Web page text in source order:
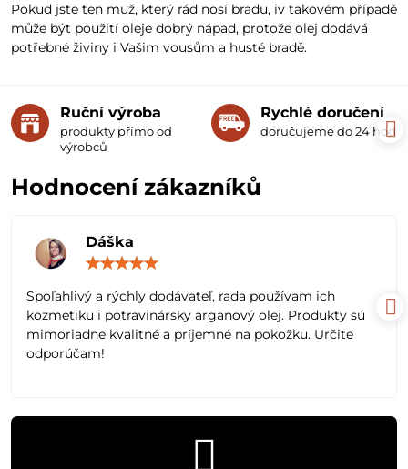
Pokud jste ten muž, který rád nosí bradu, iv takovém případě
může být použití oleje dobrý nápad, protože olej dodává
potřebné živiny i Vašim vousům a husté bradě.
Ruční výroba
produkty přímo od
výrobců
Rychlé doručení
doručujeme do 24 hodin
Hodnocení zákazníků
Dáška
5
Spoľahlivý a rýchly dodávateľ, rada používam ich
kozmetiku i potravinársky arganový olej. Produkty sú
mimoriadne kvalitné a príjemné na pokožku. Určite
odporúčam!